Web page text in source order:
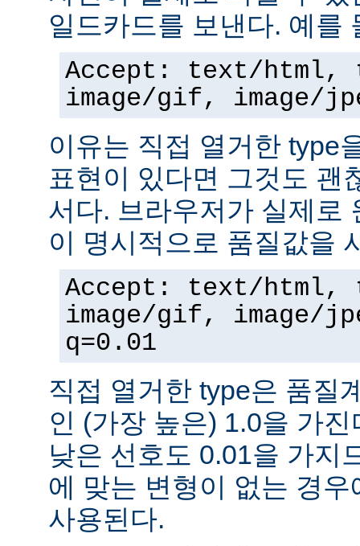
일드카드를 보낸다. 예를
Accept: text/
image/gif, image/
이유는 직접 열거한 type
표현이 있다면 그것도 괜
서다. 브라우저가 실제로
이 명시적으로 품질값을
Accept: text/
image/gif, image/
q=0.01
직접 열거한 type은 품질
인 (가장 높은) 1.0을 가
낮은 선호도 0.01을 가지
에 맞는 변형이 없는 경
사용된다.